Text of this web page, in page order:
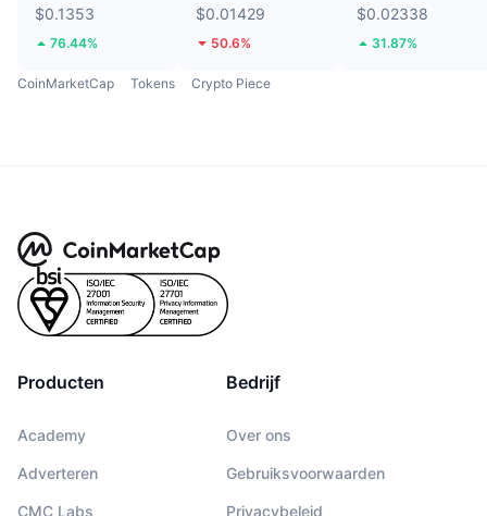
$0.1353
76.44%
$0.01429
50.6%
$0.02338
31.87%
CoinMarketCap Tokens Crypto Piece
Producten
Academy
Adverteren
CMC Labs
Bedrijf
Over ons
Gebruiksvoorwaarden
Privacybeleid